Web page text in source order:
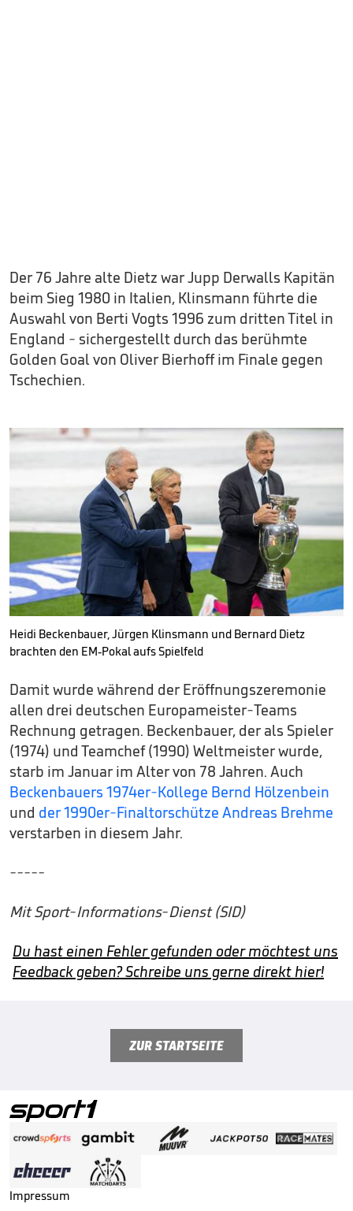
Der 76 Jahre alte Dietz war Jupp Derwalls Kapitän
beim Sieg 1980 in Italien, Klinsmann führte die
Auswahl von Berti Vogts 1996 zum dritten Titel in
England - sichergestellt durch das berühmte
Golden Goal von Oliver Bierhoff im Finale gegen
Tschechien.
Heidi Beckenbauer, Jürgen Klinsmann und Bernard Dietz
brachten den EM-Pokal aufs Spielfeld
Damit wurde während der Eröffnungszeremonie
allen drei deutschen Europameister-Teams
Rechnung getragen. Beckenbauer, der als Spieler
(1974) und Teamchef (1990) Weltmeister wurde,
starb im Januar im Alter von 78 Jahren. Auch
Beckenbauers 1974er-Kollege Bernd Hölzenbein
und der 1990er-Finaltorschütze Andreas Brehme
verstarben in diesem Jahr.
-----
Mit Sport-Informations-Dienst (SID)
Du hast einen Fehler gefunden oder möchtest uns
Feedback geben? Schreibe uns gerne direkt hier!
ZUR STARTSEITE
Impressum